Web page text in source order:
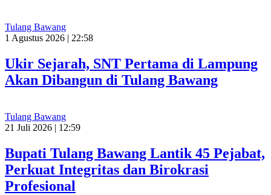
Tulang Bawang
1 Agustus 2026 | 22:58
Ukir Sejarah, SNT Pertama di Lampung
Akan Dibangun di Tulang Bawang
Tulang Bawang
21 Juli 2026 | 12:59
Bupati Tulang Bawang Lantik 45 Pejabat,
Perkuat Integritas dan Birokrasi
Profesional